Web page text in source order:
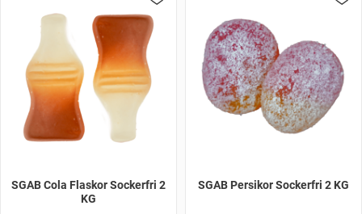
SGAB Cola Flaskor Sockerfri 2
KG
SGAB Persikor Sockerfri 2 KG